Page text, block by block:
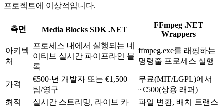
프로젝트에 이상적입니다.
측면 Media Blocks SDK .NET
FFmpeg .NET
Wrappers
아키텍
처
프로세스 내에서 실행되는 네
이티브 실시간 파이프라인 블
록
ffmpeg.exe를 래핑하는
명령줄 프로세스 실행
가격
€500·년 개발자 또는 €1,500
팀/영구
무료(MIT/LGPL)에서
~€500(상용 래퍼)
최적
실시간 스트리밍, 라이브 카
파일 변환, 배치 트랜스